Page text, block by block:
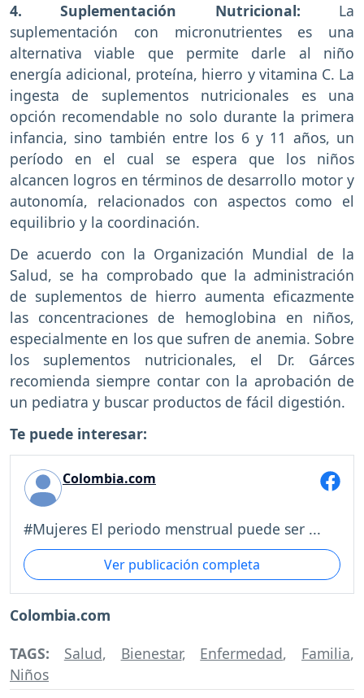
4. Suplementación Nutricional: La
suplementación con micronutrientes es una
alternativa viable que permite darle al niño
energía adicional, proteína, hierro y vitamina C. La
ingesta de suplementos nutricionales es una
opción recomendable no solo durante la primera
infancia, sino también entre los 6 y 11 años, un
período en el cual se espera que los niños
alcancen logros en términos de desarrollo motor y
autonomía, relacionados con aspectos como el
equilibrio y la coordinación.
De acuerdo con la Organización Mundial de la
Salud, se ha comprobado que la administración
de suplementos de hierro aumenta eficazmente
las concentraciones de hemoglobina en niños,
especialmente en los que sufren de anemia. Sobre
los suplementos nutricionales, el Dr. Gárces
recomienda siempre contar con la aprobación de
un pediatra y buscar productos de fácil digestión.
Te puede interesar:
Colombia.com
#Mujeres El periodo menstrual puede ser ...
Ver publicación completa
Colombia.com
TAGS: Salud, Bienestar, Enfermedad, Familia,
Niños